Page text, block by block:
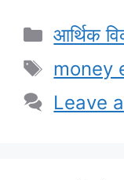
आर्थिक
Tags
money
Leave